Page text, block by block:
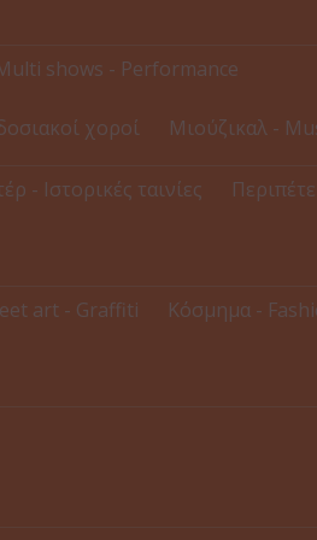
shows - Performance
χοροί Μιούζικαλ -
- Ιστορικές ταινίες
art - Graffiti Κόσμημα -